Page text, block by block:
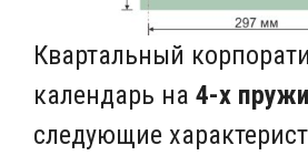
Квартальный
календарь на 4-х
следующие